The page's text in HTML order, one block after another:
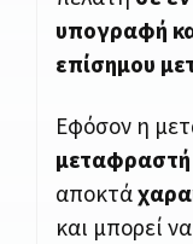
υπογραφή
επίσημου
Εφόσον η
μεταφραστή
αποκτά
και μπορεί